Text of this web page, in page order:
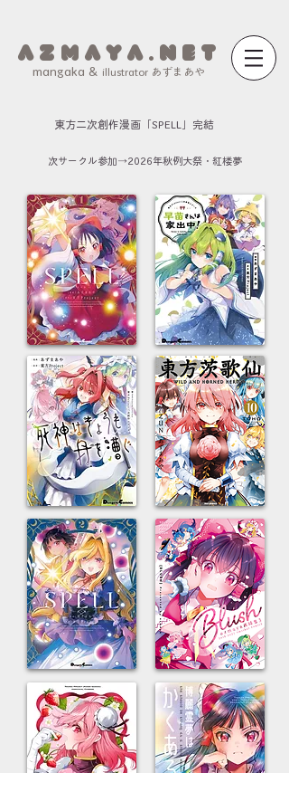
a z m a y a . n e t
mangaka & illustrator あずまあや
東方二次創作漫画「SPELL」完結
次サークル参加→2026年秋例大祭・紅楼夢